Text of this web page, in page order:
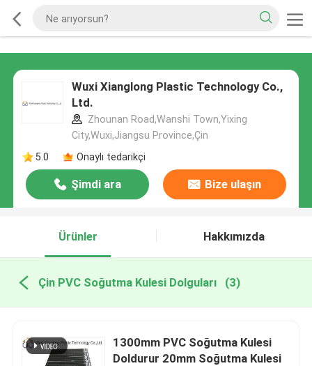
Wuxi Xianglong Plastic Technology Co.,
Ltd.
Zhounan Road,Wanshi Town,Yixing
City,Wuxi,Jiangsu Province,Çin
5.0
Onaylı tedarikçi
Şimdi ara Bize ulaşın
Ürünler Hakkımızda
Çin PVC Soğutma Kulesi Dolguları (3)
1300mm PVC Soğutma Kulesi
Doldurur 20mm Soğutma Kulesi